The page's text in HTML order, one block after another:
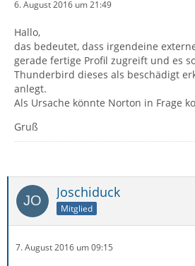
6. August 2016 um 21:49
Hallo,
das bedeutet, dass irgendeine
gerade fertige Profil zugreift und es
Thunderbird dieses als beschädigt
anlegt.
Als Ursache könnte Norton in Frage
Gruß
Joschiduck
Mitglied
7. August 2016 um 09:15